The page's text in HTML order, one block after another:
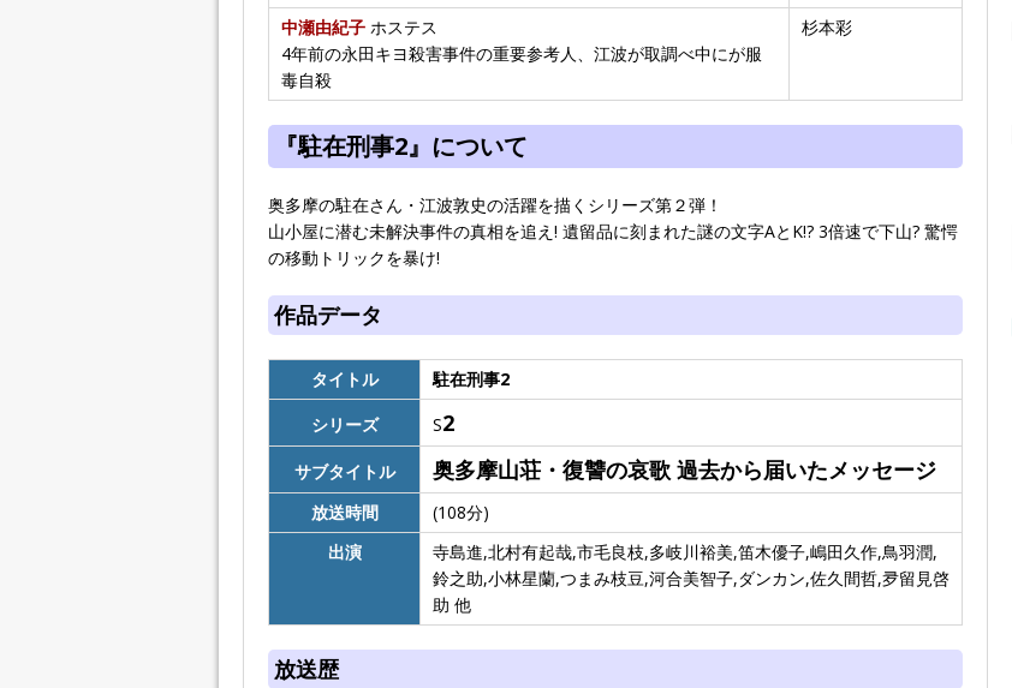
中瀬由紀子 ホステス
4年前の永田キヨ殺害事件の重要参考人、江波が取調べ中にが服
毒自殺
杉本彩
『駐在刑事2』について
奥多摩の駐在さん・江波敦史の活躍を描くシリーズ第２弾！
山小屋に潜む未解決事件の真相を追え! 遺留品に刻まれた謎の文字AとK!? 3倍速で下山? 驚愕
の移動トリックを暴け!
作品データ
タイトル
駐在刑事2
シリーズ
S2
サブタイトル 奥多摩山荘・復讐の哀歌 過去から届いたメッセージ
放送時間
(108分)
出演
寺島進,北村有起哉,市毛良枝,多岐川裕美,笛木優子,嶋田久作,鳥羽潤,
鈴之助,小林星蘭,つまみ枝豆,河合美智子,ダンカン,佐久間哲,夛留見啓
助 他
放送歴